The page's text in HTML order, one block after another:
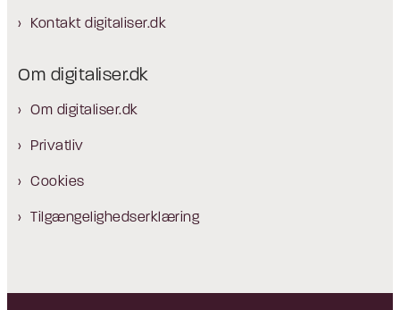
Kontakt digitaliser.dk
Om digitaliser.dk
Om digitaliser.dk
Privatliv
Cookies
Tilgængelighedserklæring